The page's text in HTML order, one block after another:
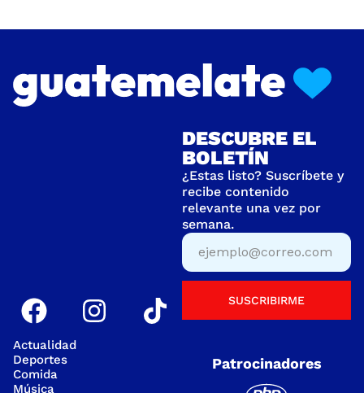
Actualidad
Deportes
Comida
Música
DESCUBRE EL
BOLETÍN
¿Estas listo? Suscríbete y
recibe contenido
relevante una vez por
semana.
SUSCRIBIRME
Patrocinadores